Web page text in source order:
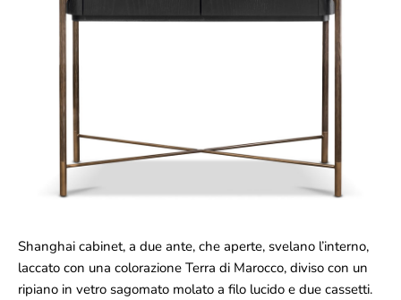
Shanghai cabinet, a due ante, che aperte, svelano l’interno,
laccato con una colorazione Terra di Marocco, diviso con un
ripiano in vetro sagomato molato a filo lucido e due cassetti.